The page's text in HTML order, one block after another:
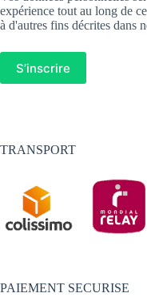
expérience tout au long de
à d'autres fins décrites dans
S’inscrire
TRANSPORT
PAIEMENT SECURISE